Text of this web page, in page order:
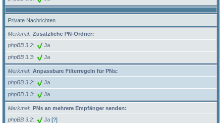
Private Nachrichten
Merkmal
Zusätzliche PN-Ordner:
phpBB 3.2
Ja
phpBB 3.3 Ja
Merkmal
Anpassbare Filterregeln für PNs:
phpBB 3.2
Ja
phpBB 3.3 Ja
Merkmal
PNs an mehrere Empfänger senden:
phpBB 3.2
Ja [?]